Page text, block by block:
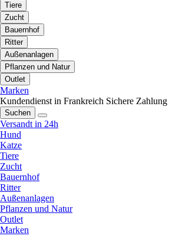
Tiere
Zucht
Bauernhof
Ritter
Außenanlagen
Pflanzen und Natur
Outlet
Marken
Kundendienst in Frankreich Sichere Zahlung
Suchen
Versandt in 24h
Hund
Katze
Tiere
Zucht
Bauernhof
Ritter
Außenanlagen
Pflanzen und Natur
Outlet
Marken